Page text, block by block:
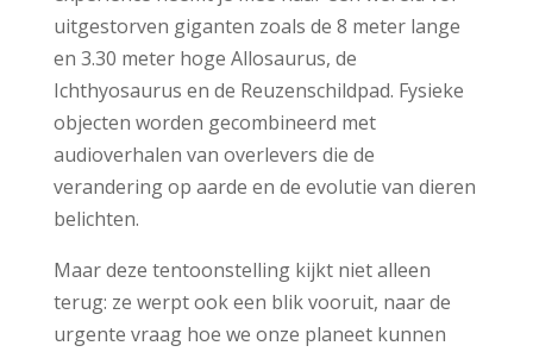
uitgestorven giganten zoals de 8 meter lange
en 3.30 meter hoge Allosaurus, de
Ichthyosaurus en de Reuzenschildpad. Fysieke
objecten worden gecombineerd met
audioverhalen van overlevers die de
verandering op aarde en de evolutie van dieren
belichten.
Maar deze tentoonstelling kijkt niet alleen
terug: ze werpt ook een blik vooruit, naar de
urgente vraag hoe we onze planeet kunnen